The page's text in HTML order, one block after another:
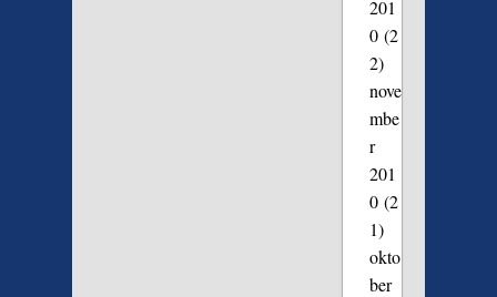
201
0(2
2)
nove
mbe
r
201
0(2
1)
okto
ber